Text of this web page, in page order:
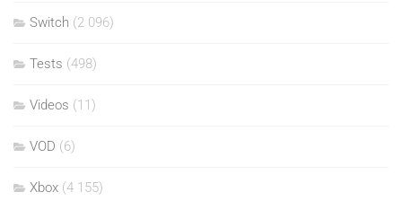
Switch (2 096)
Tests (498)
Videos (11)
VOD (6)
Xbox (4 155)